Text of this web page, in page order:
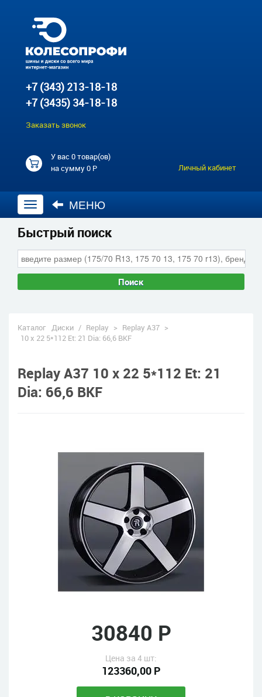
+7 (343) 213-18-18
+7 (3435) 34-18-18
Заказать звонок
У вас0 товар(ов)
на сумму0 Р Личный кабинет
Открыть
навигацию
МЕНЮ
Быстрый поиск
Поиск
Каталог Диски / Replay > Replay A37 >
10 x 22 5*112 Et: 21 Dia: 66,6 BKF
Replay A37 10 x 22 5*112 Et: 21
Dia: 66,6 BKF
30840 Р
Цена за 4 шт:
123360,00 Р